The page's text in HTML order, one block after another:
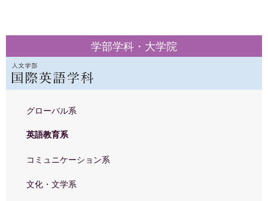
学部学科・大学院
グローバル系
英語教育系
コミュニケーション系
文化・文学系